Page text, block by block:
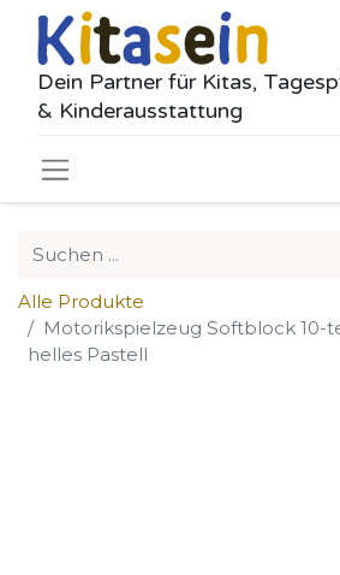
Dein Partner für Kitas,
& Kinderausstattung
Alle Produkte
Motorikspielzeug Softblock 10-
helles Pastell